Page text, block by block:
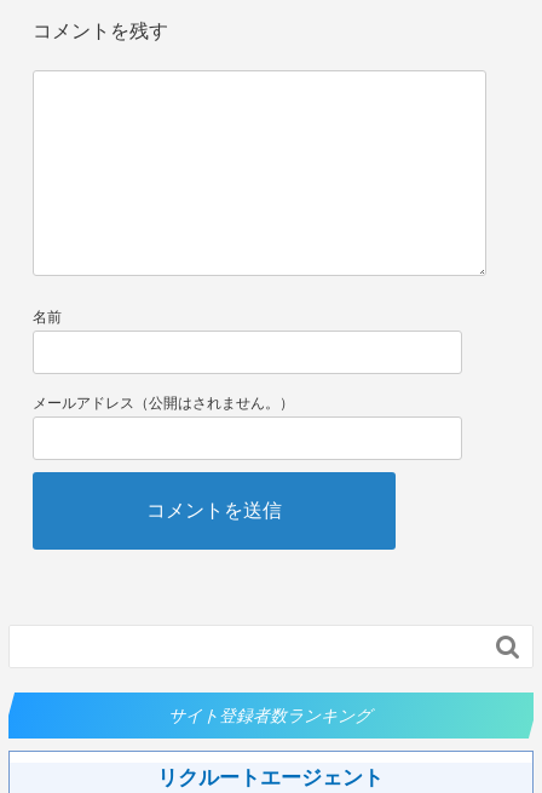
コメントを残す
名前
メールアドレス（公開はされません。）

サイト登録者数ランキング
リクルートエージェント